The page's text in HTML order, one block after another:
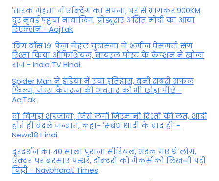
'तारक मेहता' में एक्टिंग का सपना, घर से भागकर 900KM
दूर मुंबई पहुंचा नाबालिग, प्रोड्यूसर असित मोदी का आया
रिएक्शन - AajTak
'बिग बॉस 19' फेम नेहल चुडासमा ने अमीन घेसमती संग
रिश्ता किया ऑफिशियल, वायरल पोस्ट के कैप्शन ने खोला
राज - India TV Hindi
Spider Man ने इंडिया में रचा इतिहास, बनी सबसे सफल
फिल्म, जेम्स कैमरून की अवतार को भी छोड़ा पीछे -
AajTak
वो ‘बिगड़ा शहजादा’, जिसे लगी जिस्मानी रिश्तों की लत, शादी
होते ही बदले जज्बात, कहा- 'संबंध शादी के बाद ही' -
News18 Hindi
दूरदर्शन का 40 साला पुराना सीरियल, भड़क गए थे लोग,
एक्टर पर बरसाए पत्थर, डॉक्टरों को मेकर्स को लिखनी पड़ी
चिट्ठी - Navbharat Times